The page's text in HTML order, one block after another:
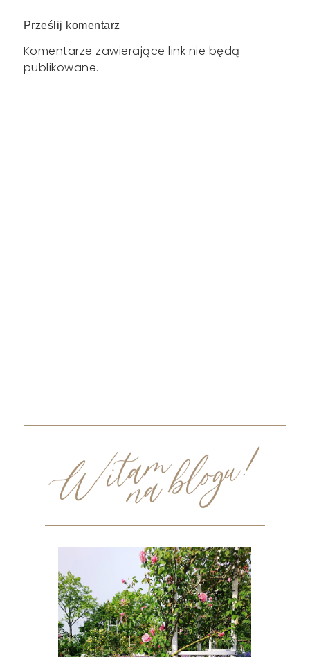
Prześlij komentarz
Komentarze zawierające link nie będą
publikowane.